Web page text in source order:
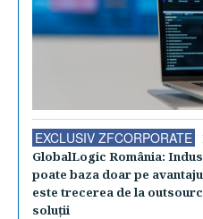
EXCLUSIV ZFCORPORATE
GlobalLogic România:
poate baza doar pe
este trecerea de la
soluţii